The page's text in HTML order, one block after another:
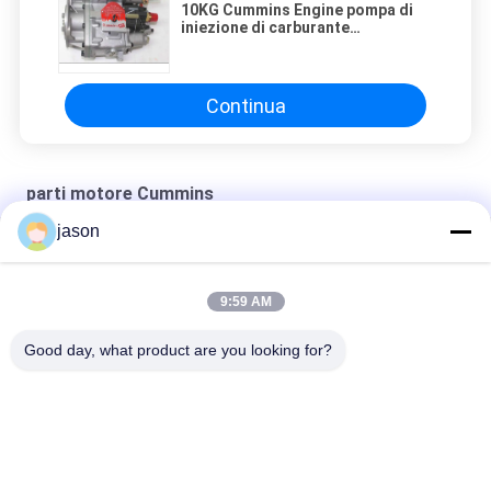
10KG Cummins Engine pompa di
iniezione di carburante
Continua
parti motore Cummins
Cummins scintilla 4924504 la candela 4924504
jason
9:59 AM
Good day, what product are you looking for?